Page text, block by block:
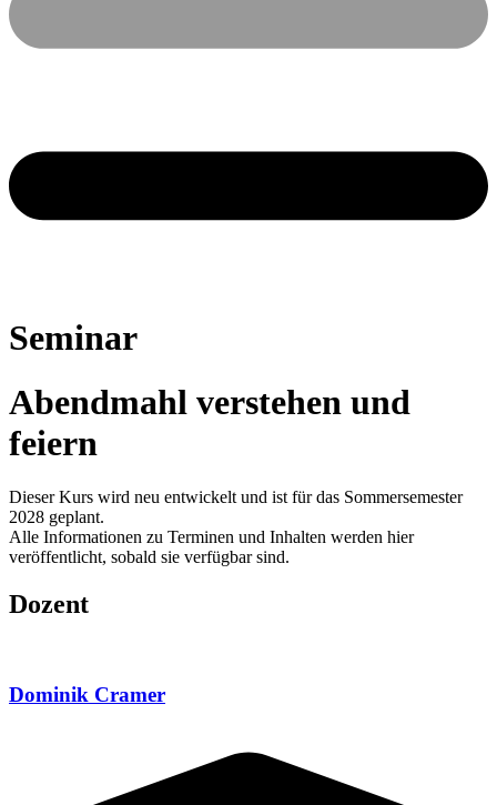
Seminar
Abendmahl verstehen und
feiern
Dieser Kurs wird neu entwickelt und ist für das Sommersemester
2028 geplant.
Alle Informationen zu Terminen und Inhalten werden hier
veröffentlicht, sobald sie verfügbar sind.
Dozent
Dominik Cramer